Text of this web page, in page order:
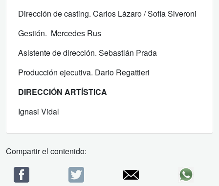
Dirección de casting. Carlos Lázaro / Sofía Siveroni
Gestión. Mercedes Rus
Asistente de dirección. Sebastián Prada
Producción ejecutiva. Dario Regattieri
DIRECCIÓN ARTÍSTICA
Ignasi Vidal
Compartir el contenido: